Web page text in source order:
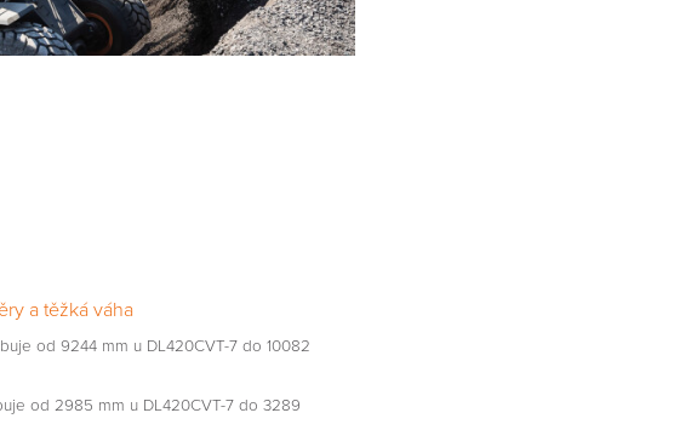
a těžká váha
od 9244 mm u DL420CVT-7 do 10082
od 2985 mm u DL420CVT-7 do 3289